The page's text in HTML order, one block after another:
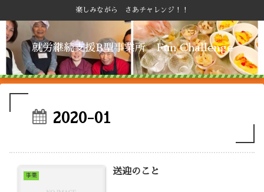
楽しみながら さあチャレンジ！！
就労継続支援B型事業所 Fun Challenge
2020-01
事業 送迎のこと